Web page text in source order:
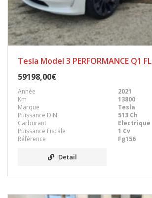
Tesla Model 3 PERFORMANCE Q1 FL
59198,00€
Année
2021
Km
13800
Marque
Tesla
Puissance DIN
513 Ch
Carburant
Electrique
Puissance Fiscale
1 Cv
Référence
Fg156
Detail